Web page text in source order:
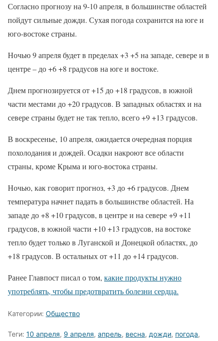
Согласно прогнозу на 9-10 апреля, в большинстве областей
пойдут сильные дожди. Сухая погода сохранится на юге и
юго-востоке страны.
Ночью 9 апреля будет в пределах +3 +5 на западе, севере и в
центре – до +6 +8 градусов на юге и востоке.
Днем прогнозируется от +15 до +18 градусов, в южной
части местами до +20 градусов. В западных областях и на
севере страны будет не так тепло, всего +9 +13 градусов.
В воскресенье, 10 апреля, ожидается очередная порция
похолодания и дождей. Осадки накроют все области
страны, кроме Крыма и юго-востока страны.
Ночью, как говорит прогноз, +3 до +6 градусов. Днем
температура начнет падать в большинстве областей. На
западе до +8 +10 градусов, в центре и на севере +9 +11
градусов, в южной части +10 +13 градусов, на востоке
тепло будет только в Луганской и Донецкой областях, до
+18 градусов. В остальных от +11 до +14 градусов.
Ранее Главпост писал о том, какие продукты нужно
употреблять, чтобы предотвратить болезни сердца.
Категории: Общество
Теги: 10 апреля, 9 апреля, апрель, весна, дожди, погода,